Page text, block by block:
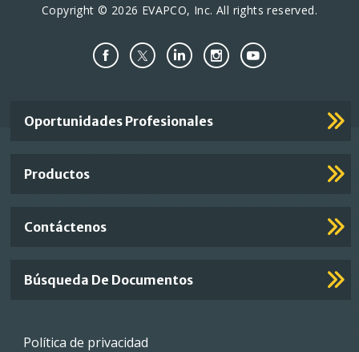
Copyright © 2026 EVAPCO, Inc. All rights reserved.
Important
Footer
Oportunidades Profesionales
Productos
Contáctenos
Búsqueda De Documentos
Footer
Política de privacidad